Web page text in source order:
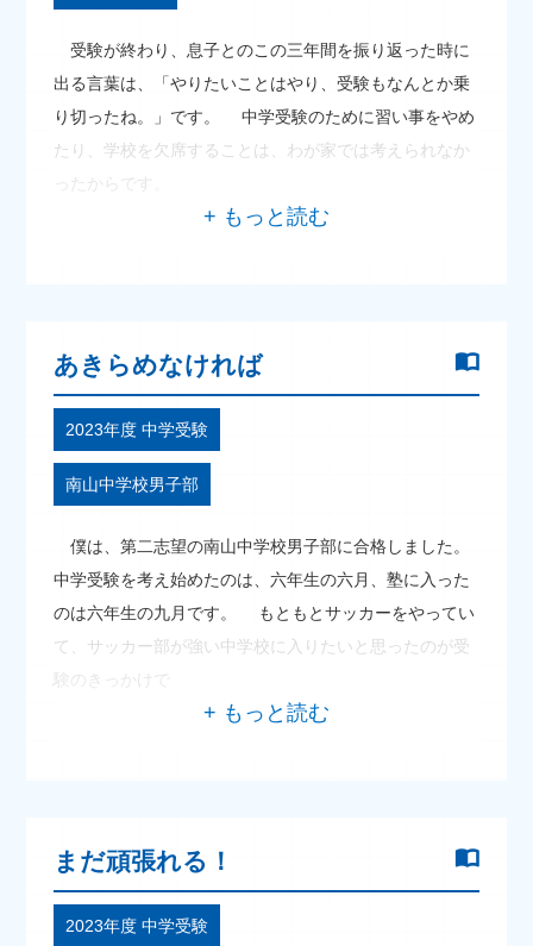
受験が終わり、息子とのこの三年間を振り返った時に
出る言葉は、「やりたいことはやり、受験もなんとか乗
り切ったね。」です。 中学受験のために習い事をやめ
たり、学校を欠席することは、わが家では考えられなか
ったからです。
あきらめなければ
2023年度 中学受験
南山中学校男子部
僕は、第二志望の南山中学校男子部に合格しました。
中学受験を考え始めたのは、六年生の六月、塾に入った
のは六年生の九月です。 もともとサッカーをやってい
て、サッカー部が強い中学校に入りたいと思ったのが受
験のきっかけで
まだ頑張れる！
2023年度 中学受験